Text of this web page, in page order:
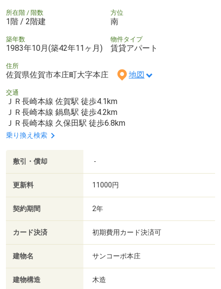
所在階 / 階数
1階 / 2階建
方位
南
築年数
1983年10月(築42年11ヶ月)
物件タイプ
賃貸アパート
住所
佐賀県佐賀市本庄町大字本庄 地図
交通
ＪＲ長崎本線 佐賀駅 徒歩4.1km
ＪＲ長崎本線 鍋島駅 徒歩4.2km
ＪＲ長崎本線 久保田駅 徒歩6.8km
乗り換え検索
敷引・償却 -
更新料 11000円
契約期間 2年
カード決済 初期費用カード決済可
建物名 サンコーポ本庄
建物構造 木造